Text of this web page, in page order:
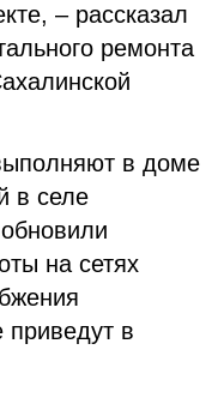
– рассказал
ремонта
в доме
в селе
на сетях
в